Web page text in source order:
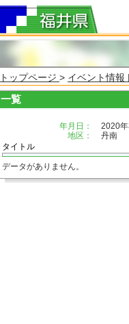
トップページ > イベント情報
一覧
年月日：
2020年
地区：
丹南
タイトル
データがありません。